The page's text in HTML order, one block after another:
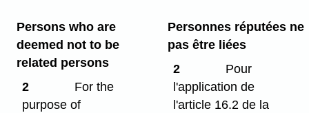
Persons who are
deemed not to be
related persons
2
For the
purpose of
Personnes réputées ne
pas être liées
2
Pour
l'application de
l'article 16.2 de la